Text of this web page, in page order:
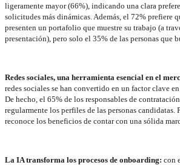
ligeramente mayor (66%), indicando una clara
solicitudes más dinámicas. Además, el 72% prefiere
presenten un portafolio que muestre su trabajo (a
presentación), pero solo el 35% de las personas que
Redes sociales, una herramienta esencial en el
redes sociales se han convertido en un factor clave
De hecho, el 65% de los responsables de
regularmente los perfiles de las personas candidatas.
reconoce los beneficios de contar con una sólida
La IA transforma los procesos de onboarding: con